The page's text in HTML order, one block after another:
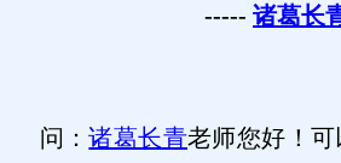
----- 诸葛长
问：诸葛长青老师您好！可